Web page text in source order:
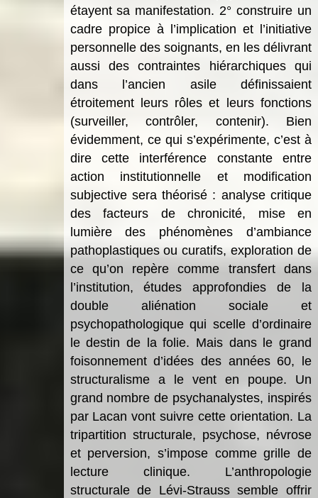
étayent sa manifestation. 2° construire un
cadre propice à l’implication et l’initiative
personnelle des soignants, en les délivrant
aussi des contraintes hiérarchiques qui
dans l’ancien asile définissaient
étroitement leurs rôles et leurs fonctions
(surveiller, contrôler, contenir). Bien
évidemment, ce qui s’expérimente, c’est à
dire cette interférence constante entre
action institutionnelle et modification
subjective sera théorisé : analyse critique
des facteurs de chronicité, mise en
lumière des phénomènes d’ambiance
pathoplastiques ou curatifs, exploration de
ce qu’on repère comme transfert dans
l’institution, études approfondies de la
double aliénation sociale et
psychopathologique qui scelle d’ordinaire
le destin de la folie. Mais dans le grand
foisonnement d’idées des années 60, le
structuralisme a le vent en poupe. Un
grand nombre de psychanalystes, inspirés
par Lacan vont suivre cette orientation. La
tripartition structurale, psychose, névrose
et perversion, s’impose comme grille de
lecture clinique. L’anthropologie
structurale de Lévi-Strauss semble offrir